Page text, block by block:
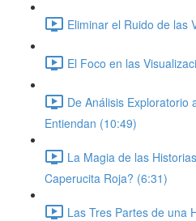
Eliminar el Ruido de las
El Foco en las
De Análisis Exploratorio
Entiendan (10:49)
La Magia de las
Caperucita Roja? (6:31)
Las Tres Partes de una